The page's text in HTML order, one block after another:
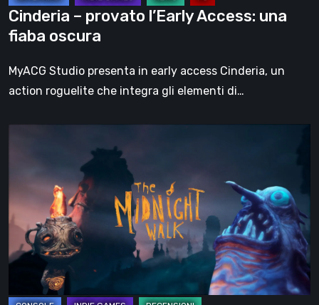
Cinderia – provato l’Early Access: una
fiaba oscura
MyACG Studio presenta in early access Cinderia, un
action roguelite che integra gli elementi di…
la
recensione:
una
malinconica
gotica